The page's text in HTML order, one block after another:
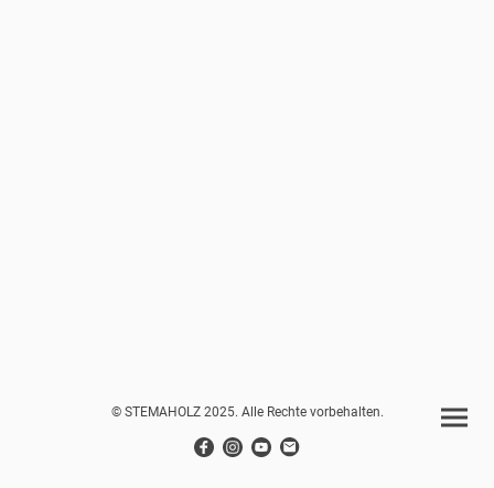
© STEMAHOLZ 2025. Alle Rechte vorbehalten.